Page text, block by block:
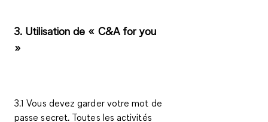
3. Utilisation de « C&A for you
»
3.1 Vous devez garder votre mot de
passe secret. Toutes les activités